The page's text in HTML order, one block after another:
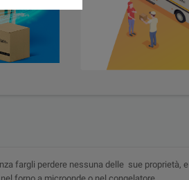
fargli perdere nessuna delle sue proprietà, e